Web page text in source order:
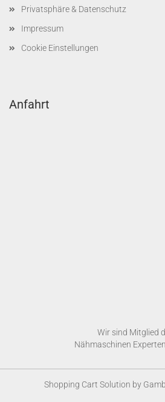
Privatsphäre & Datenschutz
Impressum
Cookie Einstellungen
Anfahrt
Wir sind Mitglied
Nähmaschinen
Shopping Cart Solution by